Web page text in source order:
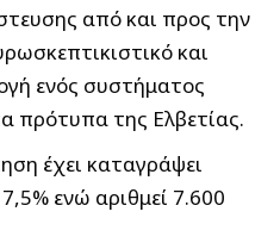
από και προς την
και
ενός συστήματος
πρότυπα της Ελβετίας.
έχει καταγράψει
ενώ αριθμεί 7.600